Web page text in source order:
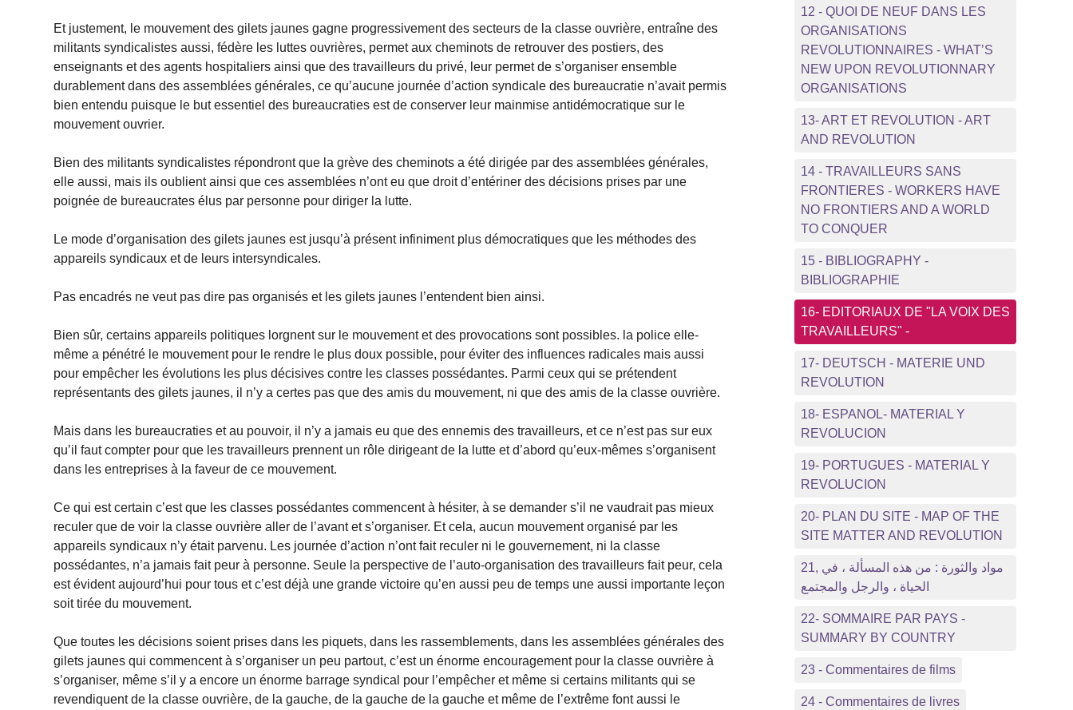
Et justement, le mouvement des gilets jaunes gagne progressivement des secteurs de la classe ouvrière, entraîne des
militants syndicalistes aussi, fédère les luttes ouvrières, permet aux cheminots de retrouver des postiers, des
enseignants et des agents hospitaliers ainsi que des travailleurs du privé, leur permet de s’organiser ensemble
durablement dans des assemblées générales, ce qu’aucune journée d’action syndicale des bureaucratie n’avait permis
bien entendu puisque le but essentiel des bureaucraties est de conserver leur mainmise antidémocratique sur le
mouvement ouvrier.
Bien des militants syndicalistes répondront que la grève des cheminots a été dirigée par des assemblées générales,
elle aussi, mais ils oublient ainsi que ces assemblées n’ont eu que droit d’entériner des décisions prises par une
poignée de bureaucrates élus par personne pour diriger la lutte.
Le mode d’organisation des gilets jaunes est jusqu’à présent infiniment plus démocratiques que les méthodes des
appareils syndicaux et de leurs intersyndicales.
Pas encadrés ne veut pas dire pas organisés et les gilets jaunes l’entendent bien ainsi.
Bien sûr, certains appareils politiques lorgnent sur le mouvement et des provocations sont possibles. la police elle-
même a pénétré le mouvement pour le rendre le plus doux possible, pour éviter des influences radicales mais aussi
pour empêcher les évolutions les plus décisives contre les classes possédantes. Parmi ceux qui se prétendent
représentants des gilets jaunes, il n’y a certes pas que des amis du mouvement, ni que des amis de la classe ouvrière.
Mais dans les bureaucraties et au pouvoir, il n’y a jamais eu que des ennemis des travailleurs, et ce n’est pas sur eux
qu’il faut compter pour que les travailleurs prennent un rôle dirigeant de la lutte et d’abord qu’eux-mêmes s’organisent
dans les entreprises à la faveur de ce mouvement.
Ce qui est certain c’est que les classes possédantes commencent à hésiter, à se demander s’il ne vaudrait pas mieux
reculer que de voir la classe ouvrière aller de l’avant et s’organiser. Et cela, aucun mouvement organisé par les
appareils syndicaux n’y était parvenu. Les journée d’action n’ont fait reculer ni le gouvernement, ni la classe
possédantes, n’a jamais fait peur à personne. Seule la perspective de l’auto-organisation des travailleurs fait peur, cela
est évident aujourd’hui pour tous et c’est déjà une grande victoire qu’en aussi peu de temps une aussi importante leçon
soit tirée du mouvement.
Que toutes les décisions soient prises dans les piquets, dans les rassemblements, dans les assemblées générales des
gilets jaunes qui commencent à s’organiser un peu partout, c’est un énorme encouragement pour la classe ouvrière à
s’organiser, même s’il y a encore un énorme barrage syndical pour l’empêcher et même si certains militants qui se
revendiquent de la classe ouvrière, de la gauche, de la gauche de la gauche et même de l’extrême font aussi le
12 - QUOI DE NEUF DANS LES
ORGANISATIONS
REVOLUTIONNAIRES - WHAT’S
NEW UPON REVOLUTIONNARY
ORGANISATIONS
13- ART ET REVOLUTION - ART
AND REVOLUTION
14 - TRAVAILLEURS SANS
FRONTIERES - WORKERS HAVE
NO FRONTIERS AND A WORLD
TO CONQUER
15 - BIBLIOGRAPHY -
BIBLIOGRAPHIE
16- EDITORIAUX DE "LA VOIX DES
TRAVAILLEURS" -
17- DEUTSCH - MATERIE UND
REVOLUTION
18- ESPANOL- MATERIAL Y
REVOLUCION
19- PORTUGUES - MATERIAL Y
REVOLUCION
20- PLAN DU SITE - MAP OF THE
SITE MATTER AND REVOLUTION
21, مواد والثورة : من هذه المسألة ، في
الحياة ، والرجل والمجتمع
22- SOMMAIRE PAR PAYS -
SUMMARY BY COUNTRY
23 - Commentaires de films
24 - Commentaires de livres